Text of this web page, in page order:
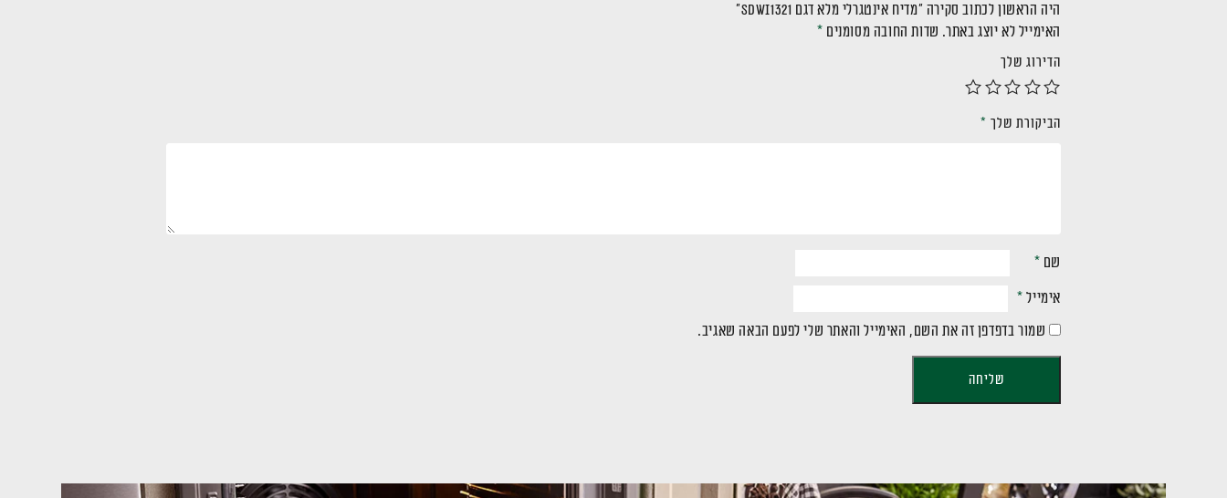
היה הראשון לכתוב סקירה “מדיח אינטגרלי מלא דגם SDWi1321”
האימייל לא יוצג באתר. שדות החובה מסומנים *
הדירוג שלך
הביקורת שלך *
שם *
אימייל *
שמור בדפדפן זה את השם, האימייל והאתר שלי לפעם הבאה שאגיב.